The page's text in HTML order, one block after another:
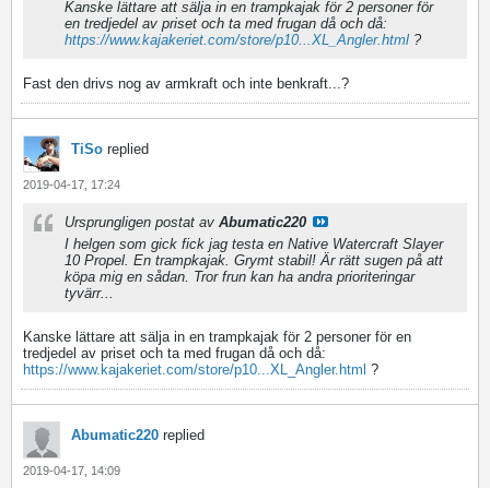
Kanske lättare att sälja in en trampkajak för 2 personer för
en tredjedel av priset och ta med frugan då och då:
https://www.kajakeriet.com/store/p10...XL_Angler.html ?
Fast den drivs nog av armkraft och inte benkraft...?
TiSo replied
2019-04-17, 17:24
Ursprungligen postat av Abumatic220
I helgen som gick fick jag testa en Native Watercraft Slayer
10 Propel. En trampkajak. Grymt stabil! Är rätt sugen på att
köpa mig en sådan. Tror frun kan ha andra prioriteringar
tyvärr...
Kanske lättare att sälja in en trampkajak för 2 personer för en
tredjedel av priset och ta med frugan då och då:
https://www.kajakeriet.com/store/p10...XL_Angler.html ?
Abumatic220 replied
2019-04-17, 14:09